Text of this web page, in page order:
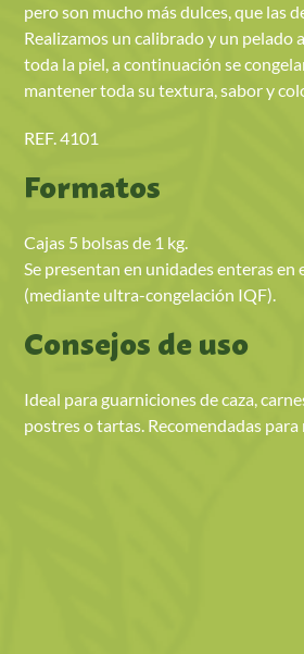
pero son mucho más dulces, que las
Realizamos un calibrado y un pelado
toda la piel, a continuación se
mantener toda su textura, sabor y
REF. 4101
Formatos
Cajas 5 bolsas de 1 kg.
Se presentan en unidades enteras en
(mediante ultra-congelación IQF).
Consejos de uso
Ideal para guarniciones de caza,
postres o tartas. Recomendadas para